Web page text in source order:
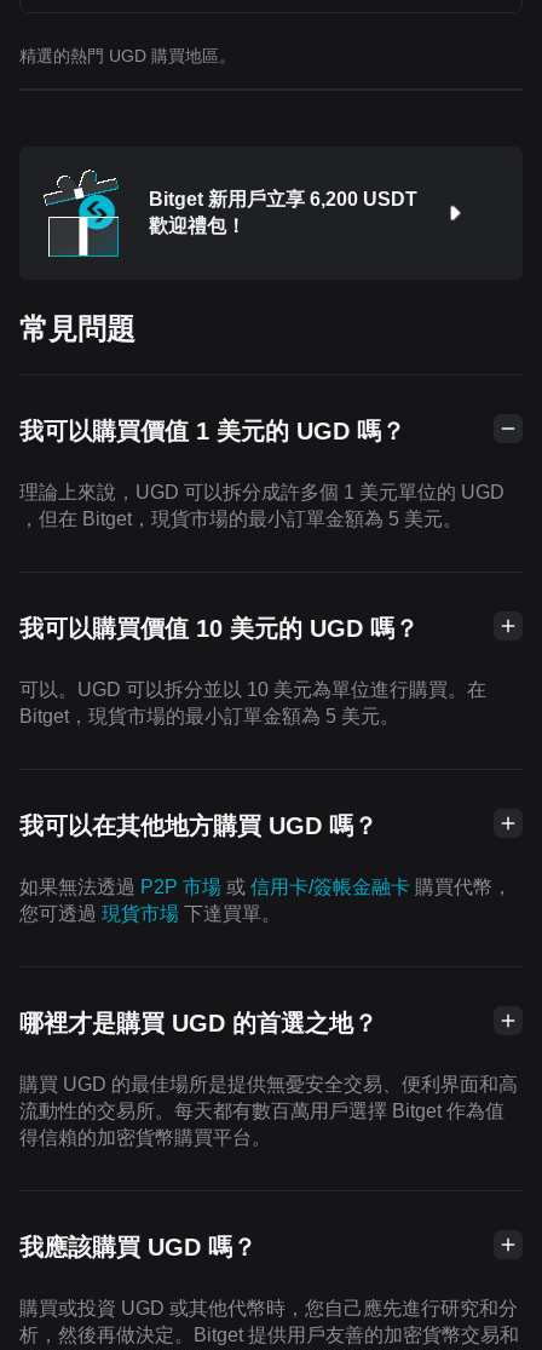
精選的熱門 UGD 購買地區。
Bitget 新用戶立享 6,200 USDT
歡迎禮包！
常見問題
我可以購買價值 1 美元的 UGD 嗎？
理論上來說，UGD 可以拆分成許多個 1 美元單位的 UGD
，但在 Bitget，現貨市場的最小訂單金額為 5 美元。
我可以購買價值 10 美元的 UGD 嗎？
可以。UGD 可以拆分並以 10 美元為單位進行購買。在
Bitget，現貨市場的最小訂單金額為 5 美元。
我可以在其他地方購買 UGD 嗎？
如果無法透過 P2P 市場 或 信用卡/簽帳金融卡 購買代幣，
您可透過 現貨市場 下達買單。
哪裡才是購買 UGD 的首選之地？
購買 UGD 的最佳場所是提供無憂安全交易、便利界面和高
流動性的交易所。每天都有數百萬用戶選擇 Bitget 作為值
得信賴的加密貨幣購買平台。
我應該購買 UGD 嗎？
購買或投資 UGD 或其他代幣時，您自己應先進行研究和分
析，然後再做決定。Bitget 提供用戶友善的加密貨幣交易和